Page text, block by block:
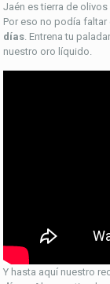
Jaén es tierra de
Por eso no podía faltar
días. Entrena tu
nuestro oro líquido.
Y hasta aquí nuestro